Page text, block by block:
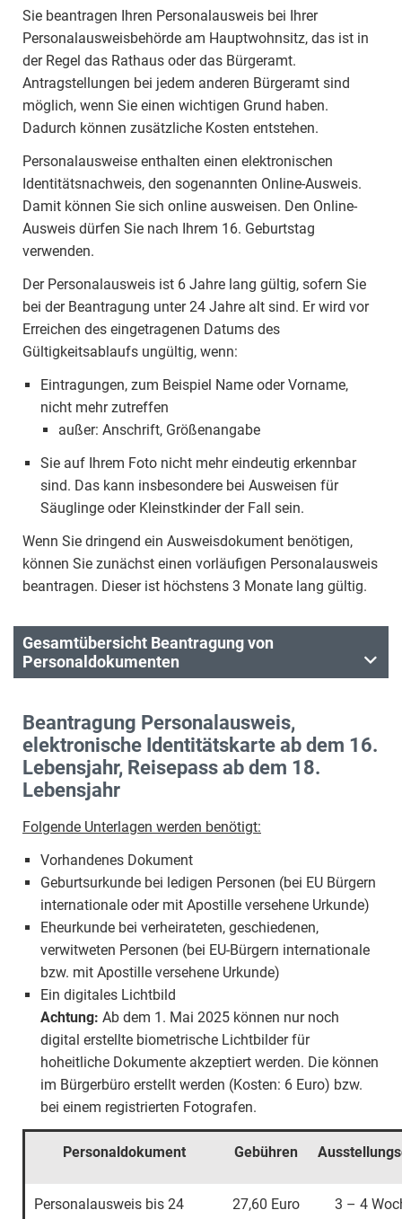
Sie beantragen Ihren Personalausweis bei Ihrer
Personalausweisbehörde am Hauptwohnsitz, das ist in
der Regel das Rathaus oder das Bürgeramt.
Antragstellungen bei jedem anderen Bürgeramt sind
möglich, wenn Sie einen wichtigen Grund haben.
Dadurch können zusätzliche Kosten entstehen.
Personalausweise enthalten einen elektronischen
Identitätsnachweis, den sogenannten Online-Ausweis.
Damit können Sie sich online ausweisen. Den Online-
Ausweis dürfen Sie nach Ihrem 16. Geburtstag
verwenden.
Der Personalausweis ist 6 Jahre lang gültig, sofern Sie
bei der Beantragung unter 24 Jahre alt sind. Er wird vor
Erreichen des eingetragenen Datums des
Gültigkeitsablaufs ungültig, wenn:
Eintragungen, zum Beispiel Name oder Vorname,
nicht mehr zutreffen
außer: Anschrift, Größenangabe
Sie auf Ihrem Foto nicht mehr eindeutig erkennbar
sind. Das kann insbesondere bei Ausweisen für
Säuglinge oder Kleinstkinder der Fall sein.
Wenn Sie dringend ein Ausweisdokument benötigen,
können Sie zunächst einen vorläufigen Personalausweis
beantragen. Dieser ist höchstens 3 Monate lang gültig.
Gesamtübersicht Beantragung von
Personaldokumenten
Beantragung Personalausweis,
elektronische Identitätskarte ab dem 16.
Lebensjahr, Reisepass ab dem 18.
Lebensjahr
Folgende Unterlagen werden benötigt:
Vorhandenes Dokument
Geburtsurkunde bei ledigen Personen (bei EU Bürgern
internationale oder mit Apostille versehene Urkunde)
Eheurkunde bei verheirateten, geschiedenen,
verwitweten Personen (bei EU-Bürgern internationale
bzw. mit Apostille versehene Urkunde)
Ein digitales Lichtbild
Achtung: Ab dem 1. Mai 2025 können nur noch
digital erstellte biometrische Lichtbilder für
hoheitliche Dokumente akzeptiert werden. Die können
im Bürgerbüro erstellt werden (Kosten: 6 Euro) bzw.
bei einem registrierten Fotografen.
Personaldokument Gebühren
Personalausweis bis 24
27,60 Euro 3 – 4